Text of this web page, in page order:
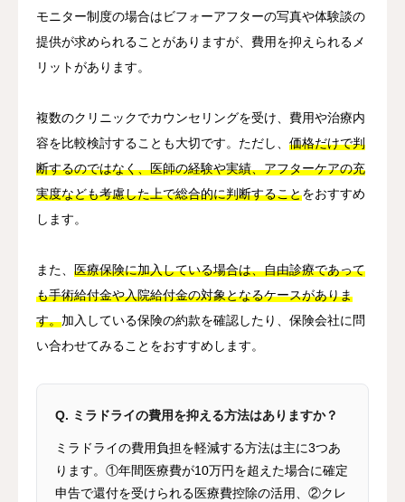
モニター制度の場合はビフォーアフターの写真や体験談の
提供が求められることがありますが、費用を抑えられるメ
リットがあります。
複数のクリニックでカウンセリングを受け、費用や治療内
容を比較検討することも大切です。ただし、 価格だけで判
断するのではなく、医師の経験や実績、アフターケアの充
実度なども考慮した上で総合的に判断することをおすすめ
します。
また、 医療保険に加入している場合は、自由診療であって
も手術給付金や入院給付金の対象となるケースがありま
す。加入している保険の約款を確認したり、保険会社に問
い合わせてみることをおすすめします。
Q. ミラドライの費用を抑える方法はありますか？
ミラドライの費用負担を軽減する方法は主に3つあ
ります。①年間医療費が10万円を超えた場合に確定
申告で還付を受けられる医療費控除の活用、②クレ